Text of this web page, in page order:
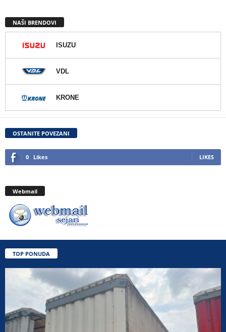
NAŠI BRENDOVI
ISUZU
VDL
KRONE
OSTANITE POVEZANI
0 Likes LIKES
Webmail
TOP PONUDA